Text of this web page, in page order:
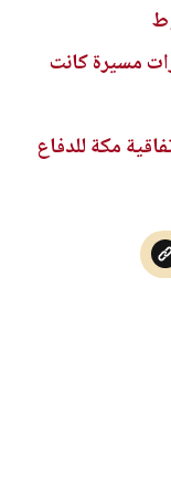
مسيرة كانت
مكة للدفاع